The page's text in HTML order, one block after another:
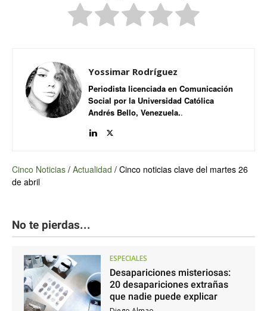
Yossimar Rodríguez
Periodista licenciada en Comunicación
Social por la Universidad Católica
Andrés Bello, Venezuela..
Cinco Noticias / Actualidad / Cinco noticias clave del martes 26
de abril
No te pierdas...
ESPECIALES
Desapariciones misteriosas:
20 desapariciones extrañas
que nadie puede explicar